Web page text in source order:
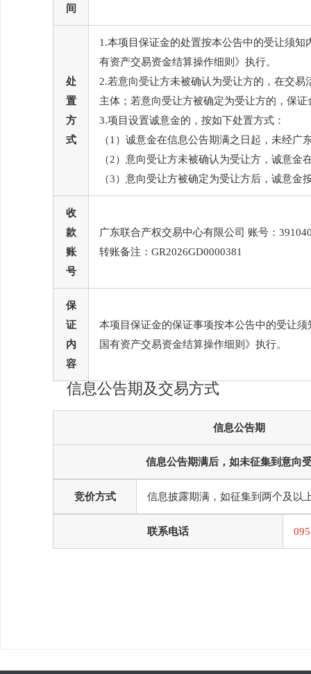
间
处
置
方
式
1.本项目保证金的处置按本公告中的受让须
有资产交易资金结算操作细则》执行。
2.若意向受让方未被确认为受让方的，在交
主体；若意向受让方被确定为受让方的，保
3.项目设置诚意金的，按如下处置方式：
（1）诚意金在信息公告期满之日起，未经
（2）意向受让方未被确认为受让方，诚意
（3）意向受让方被确定为受让方后，诚意
收
款
账
号
广东联合产权交易中心有限公司 账号：
转账备注：GR2026GD0000381
保
证
内
容
本项目保证金的保证事项按本公告中的受让
国有资产交易资金结算操作细则》执行。
信息公告期及交易方式
信息公告期
信息公告期满后，如未征集到意向
竞价方式 信息披露期满，如征集到两个及以
联系电话